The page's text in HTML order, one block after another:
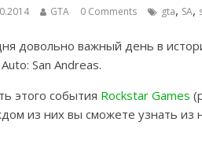
GTA 0 Comments gta, SA,
довольно важный день в
San Andreas.
этого события Rockstar Games
из них вы сможете узнать из